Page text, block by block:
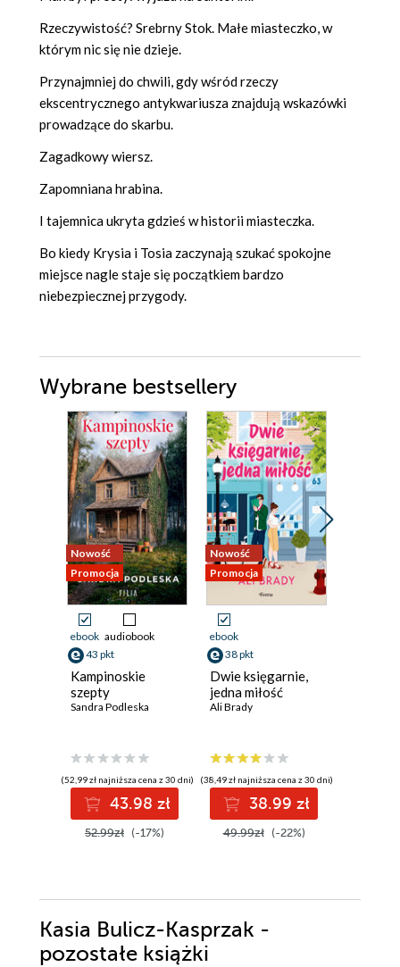
Rzeczywistość? Srebrny Stok. Małe miasteczko, w
którym nic się nie dzieje.
Przynajmniej do chwili, gdy wśród rzeczy
ekscentrycznego antykwariusza znajdują wskazówki
prowadzące do skarbu.
Zagadkowy wiersz.
Zapomniana hrabina.
I tajemnica ukryta gdzieś w historii miasteczka.
Bo kiedy Krysia i Tosia zaczynają szukać spokojne
miejsce nagle staje się początkiem bardzo
niebezpiecznej przygody.
Wybrane bestsellery
Nowość
Promocja
ebook audiobook
43 pkt
Kampinoskie
szepty
Sandra Podleska
(52,99 zł najniższa cena z 30 dni)
43.98 zł
52.99zł (-17%)
Nowość
Promocja
ebook
38 pkt
Dwie księgarnie,
jedna miłość
Ali Brady
(38,49 zł najniższa cena z 30 dni)
38.99 zł
49.99zł (-22%)
Kasia Bulicz-Kasprzak -
pozostałe książki